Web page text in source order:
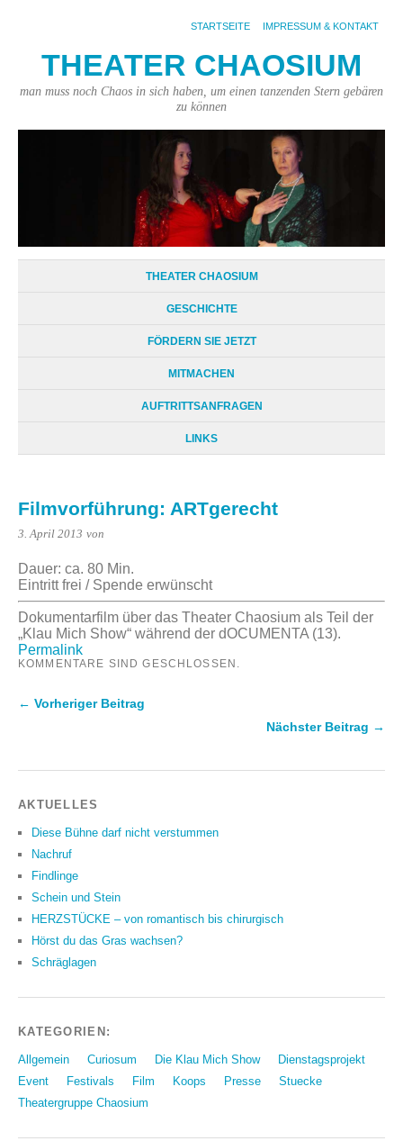
STARTSEITE IMPRESSUM & KONTAKT
THEATER CHAOSIUM
man muss noch Chaos in sich haben, um einen tanzenden Stern gebären
zu können
THEATER CHAOSIUM
GESCHICHTE
FÖRDERN SIE JETZT
MITMACHEN
AUFTRITTSANFRAGEN
LINKS
Filmvorführung: ARTgerecht
3. April 2013 von
Dauer: ca. 80 Min.
Eintritt frei / Spende erwünscht
Dokumentarfilm über das Theater Chaosium als Teil der
„Klau Mich Show“ während der dOCUMENTA (13).
Permalink
KOMMENTARE SIND GESCHLOSSEN.
← Vorheriger Beitrag
Nächster Beitrag →
AKTUELLES
Diese Bühne darf nicht verstummen
Nachruf
Findlinge
Schein und Stein
HERZSTÜCKE – von romantisch bis chirurgisch
Hörst du das Gras wachsen?
Schräglagen
KATEGORIEN:
Allgemein Curiosum Die Klau Mich Show
Dienstagsprojekt
Event
Festivals Film Koops Presse
Stuecke
Theatergruppe Chaosium